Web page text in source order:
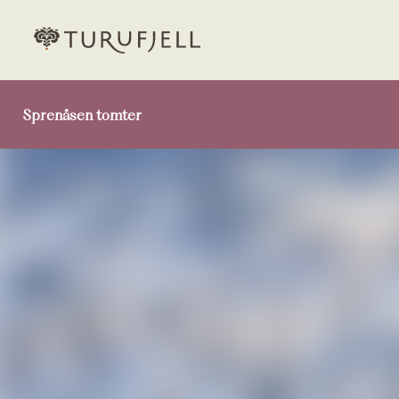
Sprenåsen tomter